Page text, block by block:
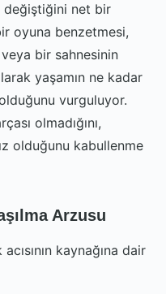
değiştiğini net bir
oyuna benzetmesi,
bir sahnesinin
yaşamın ne kadar
vurguluyor.
olmadığını,
olduğunu kabullenme
Arzusu
kaynağına dair